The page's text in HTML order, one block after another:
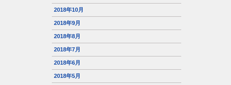
2018年10月
2018年9月
2018年8月
2018年7月
2018年6月
2018年5月